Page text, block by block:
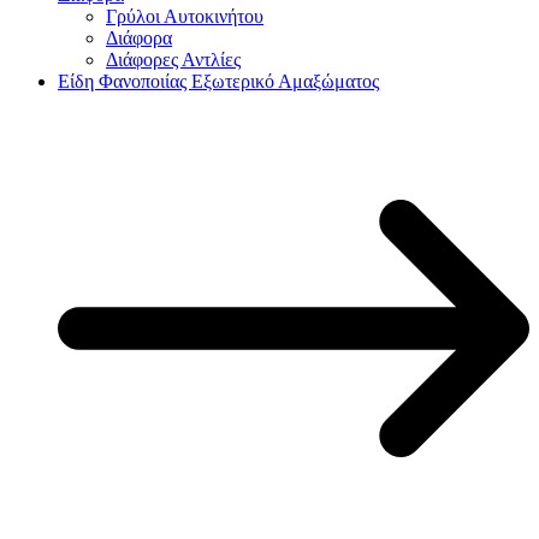
Γρύλοι Αυτοκινήτου
Διάφορα
Διάφορες Αντλίες
Είδη Φανοποιίας Εξωτερικό Αμαξώματος